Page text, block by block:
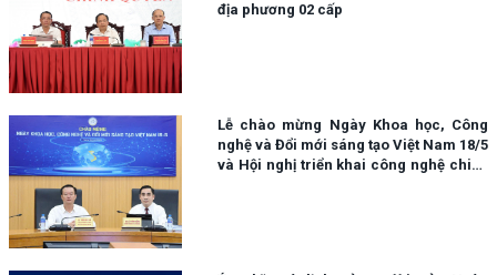
địa phương 02 cấp
Lễ chào mừng Ngày Khoa học, Công
nghệ và Đổi mới sáng tạo Việt Nam 18/5
và Hội nghị triển khai công nghệ chiến